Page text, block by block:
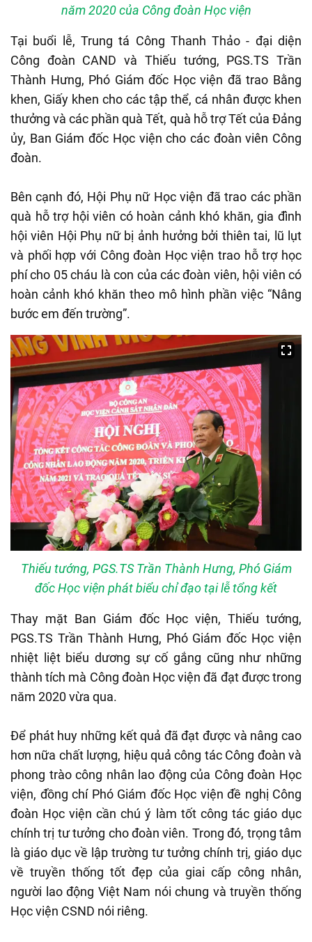
năm 2020 của Công đoàn Học viện
Tại buổi lễ, Trung tá Công Thanh Thảo - đại diện
Công đoàn CAND và Thiếu tướng, PGS.TS Trần
Thành Hưng, Phó Giám đốc Học viện đã trao Bằng
khen, Giấy khen cho các tập thể, cá nhân được khen
thưởng và các phần quà Tết, quà hỗ trợ Tết của Đảng
ủy, Ban Giám đốc Học viện cho các đoàn viên Công
đoàn.
Bên cạnh đó, Hội Phụ nữ Học viện đã trao các phần
quà hỗ trợ hội viên có hoàn cảnh khó khăn, gia đình
hội viên Hội Phụ nữ bị ảnh hưởng bởi thiên tai, lũ lụt
và phối hợp với Công đoàn Học viện trao hỗ trợ học
phí cho 05 cháu là con của các đoàn viên, hội viên có
hoàn cảnh khó khăn theo mô hình phần việc “Nâng
bước em đến trường”.
Thiếu tướng, PGS.TS Trần Thành Hưng, Phó Giám
đốc Học viện phát biểu chỉ đạo tại lễ tổng kết
Thay mặt Ban Giám đốc Học viện, Thiếu tướng,
PGS.TS Trần Thành Hưng, Phó Giám đốc Học viện
nhiệt liệt biểu dương sự cố gắng cũng như những
thành tích mà Công đoàn Học viện đã đạt được trong
năm 2020 vừa qua.
Để phát huy những kết quả đã đạt được và nâng cao
hơn nữa chất lượng, hiệu quả công tác Công đoàn và
phong trào công nhân lao động của Công đoàn Học
viện, đồng chí Phó Giám đốc Học viện đề nghị Công
đoàn Học viện cần chú ý làm tốt công tác giáo dục
chính trị tư tưởng cho đoàn viên. Trong đó, trọng tâm
là giáo dục về lập trường tư tưởng chính trị, giáo dục
về truyền thống tốt đẹp của giai cấp công nhân,
người lao động Việt Nam nói chung và truyền thống
Học viện CSND nói riêng.